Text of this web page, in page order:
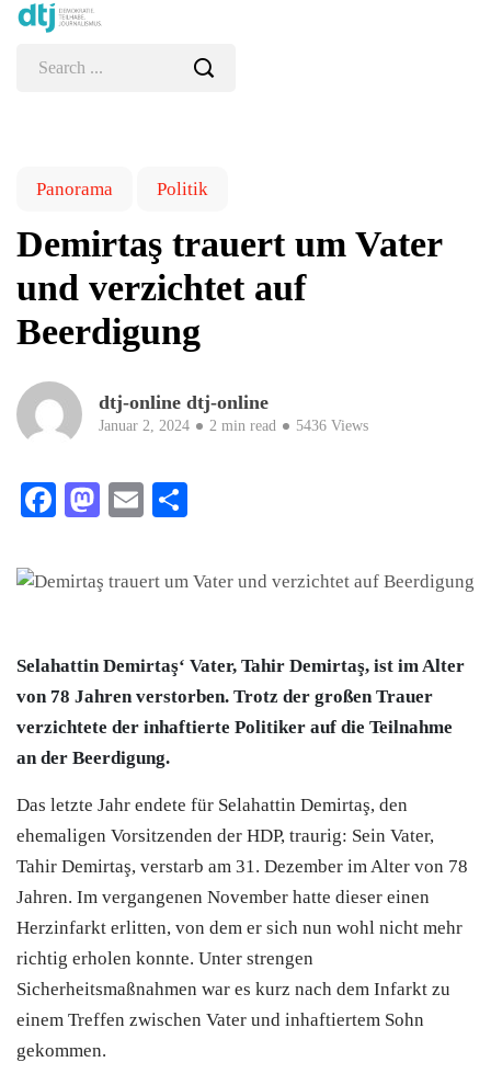
Panorama Politik
Demirtaş trauert um Vater
und verzichtet auf
Beerdigung
dtj-online dtj-online
Januar 2, 2024 2 min read 5436 Views
Facebook
Mastodon
Email
Selahattin Demirtaş‘ Vater, Tahir Demirtaş, ist im Alter
von 78 Jahren verstorben. Trotz der großen Trauer
verzichtete der inhaftierte Politiker auf die Teilnahme
an der Beerdigung.
Das letzte Jahr endete für Selahattin Demirtaş, den
ehemaligen Vorsitzenden der HDP, traurig: Sein Vater,
Tahir Demirtaş, verstarb am 31. Dezember im Alter von 78
Jahren. Im vergangenen November hatte dieser einen
Herzinfarkt erlitten, von dem er sich nun wohl nicht mehr
richtig erholen konnte. Unter strengen
Sicherheitsmaßnahmen war es kurz nach dem Infarkt zu
einem Treffen zwischen Vater und inhaftiertem Sohn
gekommen.